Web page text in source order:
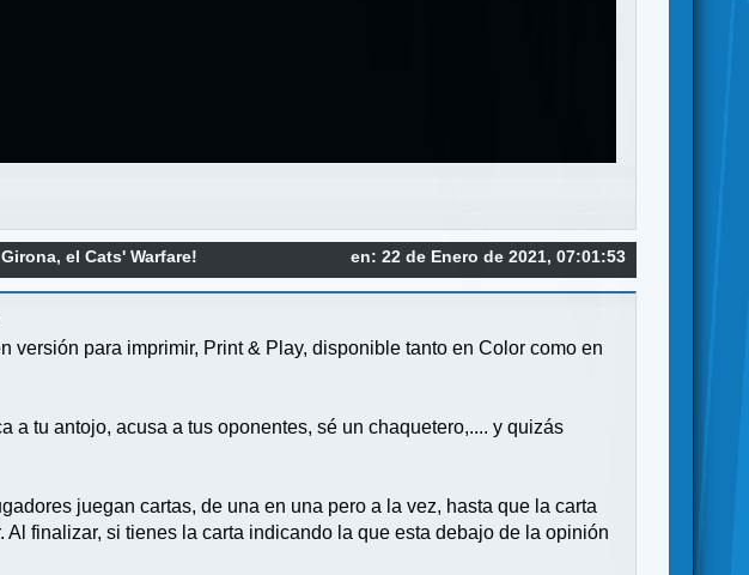
en: 22 de Enero de 2021, 07:01:53
el Cats' Warfare!
para imprimir, Print & Play, disponible tanto en Color como en
tu antojo, acusa a tus oponentes, sé un chaquetero,.... y quizás
juegan cartas, de una en una pero a la vez, hasta que la carta
finalizar, si tienes la carta indicando la que esta debajo de la opinión